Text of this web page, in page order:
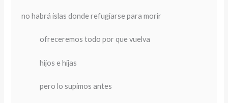
no habrá islas donde refugiarse para morir
ofreceremos todo por que vuelva
hijos e hijas
pero lo supimos antes